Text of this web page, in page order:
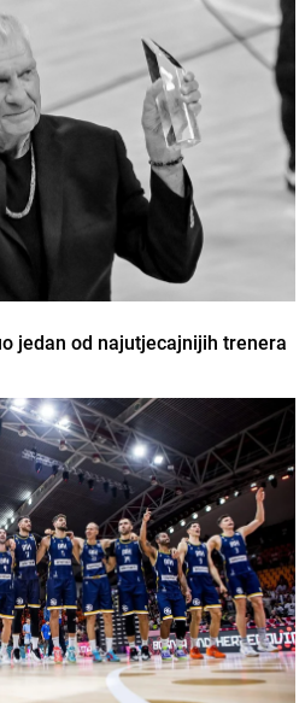
jedan od najutjecajnijih trenera